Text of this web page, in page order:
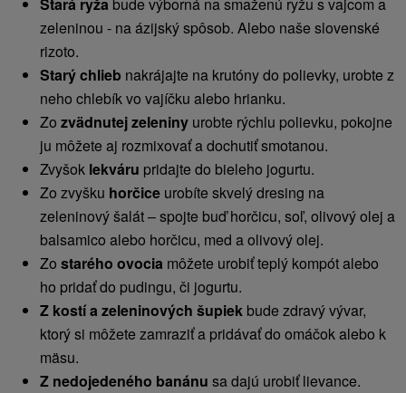
Stará ryža bude výborná na smaženú ryžu s vajcom a
zeleninou - na ázijský spôsob. Alebo naše slovenské
rizoto.
Starý chlieb nakrájajte na krutóny do polievky, urobte z
neho chlebík vo vajíčku alebo hrianku.
Zo zvädnutej zeleniny urobte rýchlu polievku, pokojne
ju môžete aj rozmixovať a dochutiť smotanou.
Zvyšok lekváru pridajte do bieleho jogurtu.
Zo zvyšku horčice urobíte skvelý dresing na
zeleninový šalát – spojte buď horčicu, soľ, olivový olej a
balsamico alebo horčicu, med a olivový olej.
Zo starého ovocia môžete urobiť teplý kompót alebo
ho pridať do pudingu, či jogurtu.
Z kostí a zeleninových šupiek bude zdravý vývar,
ktorý si môžete zamraziť a pridávať do omáčok alebo k
mäsu.
Z nedojedeného banánu sa dajú urobiť lievance.